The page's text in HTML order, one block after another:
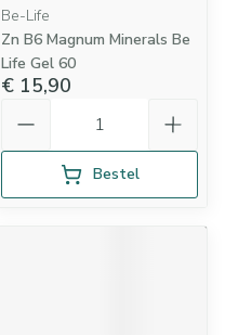
Be-Life
Zn B6 Magnum Minerals Be
Life Gel 60
€ 15,90
Bestel